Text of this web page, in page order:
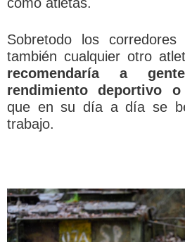
Sobretodo los
también cualquier otro
recomendaría a
rendimiento deportivo
que en su día a día se
trabajo.